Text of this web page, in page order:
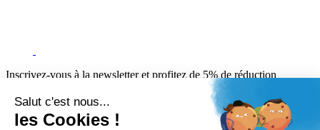
Inscrivez-vous à la newsletter et profitez de 5% de réduction
Inscription
Salut c'est nous...
les Cookies !